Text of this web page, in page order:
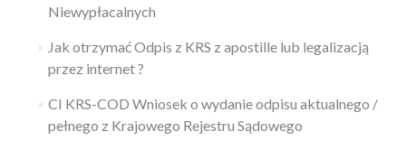
Niewypłacalnych
Jak otrzymać Odpis z KRS z apostille lub legalizacją
przez internet ?
CI KRS-COD Wniosek o wydanie odpisu aktualnego /
pełnego z Krajowego Rejestru Sądowego